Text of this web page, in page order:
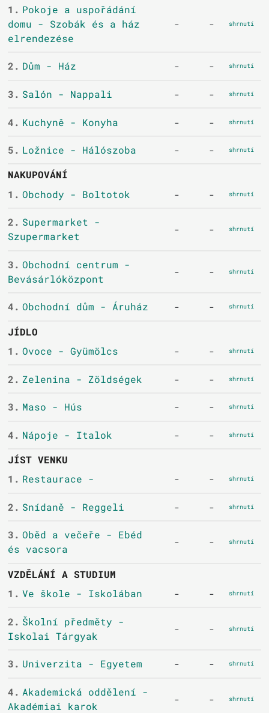
1. Pokoje a uspořádání
domu - Szobák és a ház
elrendezése
- - shrnutí
2. Dům - Ház - - shrnutí
3. Salón - Nappali - - shrnutí
4. Kuchyně - Konyha - - shrnutí
5. Ložnice - Hálószoba - - shrnutí
NAKUPOVÁNÍ
1. Obchody - Boltotok - - shrnutí
2. Supermarket -
Szupermarket
- - shrnutí
3. Obchodní centrum -
Bevásárlóközpont
- - shrnutí
4. Obchodní dům - Áruház - - shrnutí
JÍDLO
1. Ovoce - Gyümölcs - - shrnutí
2. Zelenina - Zöldségek - - shrnutí
3. Maso - Hús - - shrnutí
4. Nápoje - Italok - - shrnutí
JÍST VENKU
1. Restaurace - - - shrnutí
2. Snídaně - Reggeli - - shrnutí
3. Oběd a večeře - Ebéd
és vacsora
- - shrnutí
VZDĚLÁNÍ A STUDIUM
1. Ve škole - Iskolában - - shrnutí
2. Školní předměty -
Iskolai Tárgyak
- - shrnutí
3. Univerzita - Egyetem - - shrnutí
4. Akademická oddělení -
Akadémiai karok
- - shrnutí